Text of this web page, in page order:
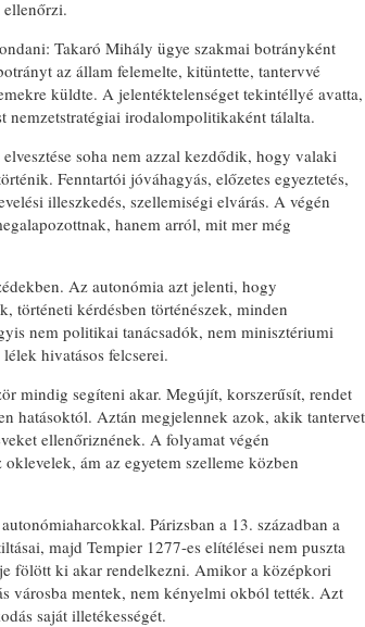
Takaró Mihály ügye szakmai botrányként
az állam felemelte, kitüntette, tantervvé
küldte. A jelentéktelenséget tekintéllyé avatta,
nemzetstratégiai irodalompolitikaként tálalta.
soha nem azzal kezdődik, hogy valaki
Fenntartói jóváhagyás, előzetes egyeztetés,
illeszkedés, szellemiségi elvárás. A végén
hanem arról, mit mer még
Az autonómia azt jelenti, hogy
történeti kérdésben történészek, minden
nem politikai tanácsadók, nem minisztériumi
hivatásos felcserei.
mindig segíteni akar. Megújít, korszerűsít, rendet
hatásoktól. Aztán megjelennek azok, akik tantervet
ellenőriznének. A folyamat végén
ám az egyetem szelleme közben
Párizsban a 13. században a
majd Tempier 1277-es elítélései nem puszta
fölött ki akar rendelkezni. Amikor a középkori
városba mentek, nem kényelmi okból tették. Azt
saját illetékességét.